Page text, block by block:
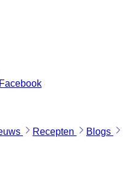
Facebook
Recepten Blogs